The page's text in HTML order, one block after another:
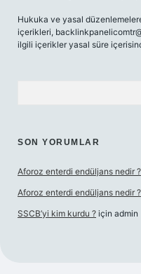
Hukuka ve yasal
içerikleri,
ilgili içerikler yasal süre
SON YORUMLAR
Aforoz enterdi endüljans nedir ?
Aforoz enterdi endüljans nedir ?
SSCB’yi kim kurdu ? için admin